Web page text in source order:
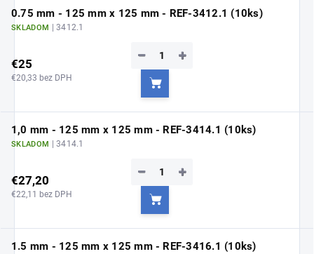
0.75 mm - 125 mm x 125 mm - REF-3412.1 (10ks)
SKLADOM | 3412.1
€25
€20,33 bez DPH
+
−
Do košíka
1,0 mm - 125 mm x 125 mm - REF-3414.1 (10ks)
SKLADOM | 3414.1
€27,20
€22,11 bez DPH
+
−
Do košíka
1.5 mm - 125 mm x 125 mm - REF-3416.1 (10ks)